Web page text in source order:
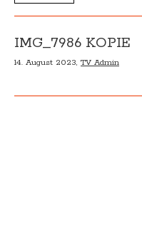
IMG_7986 KOPIE
14. August 2023, TV Admin